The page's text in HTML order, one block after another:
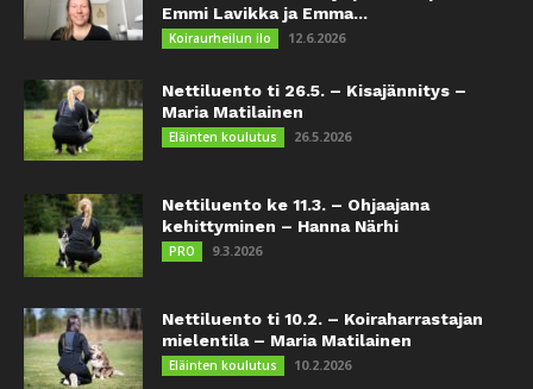
Emmi Lavikka ja Emma...
Koiraurheilun ilo 12.6.2026
Nettiluento ti 26.5. – Kisajännitys –
Maria Matilainen
Eläinten koulutus 26.5.2026
Nettiluento ke 11.3. – Ohjaajana
kehittyminen – Hanna Närhi
PRO 9.3.2026
Nettiluento ti 10.2. – Koiraharrastajan
mielentila – Maria Matilainen
Eläinten koulutus 10.2.2026